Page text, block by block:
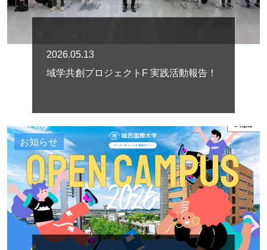
2026.05.13
域学共創プロジェクトF 実践活動報告！
お知らせ